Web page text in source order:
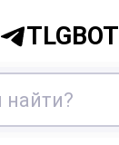
TLGBOT